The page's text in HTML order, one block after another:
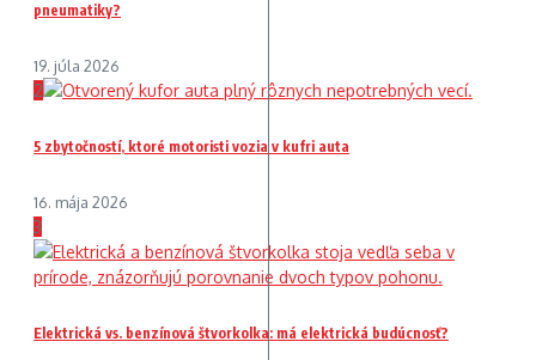
pneumatiky?
19. júla 2026
2
5 zbytočností, ktoré motoristi vozia v kufri auta
16. mája 2026
3
Elektrická vs. benzínová štvorkolka: má elektrická budúcnosť?